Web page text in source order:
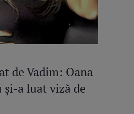
de Vadim: Oana
şi-a luat viză de